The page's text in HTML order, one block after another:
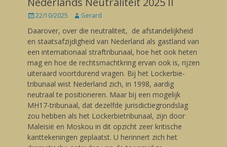
Posted
22/10/2025 Author
Gerard
Daarover, over die neutraliteit, de afstandelijkheid
en staatsafzijdigheid van Nederland als gastland van
een internationaal straftribunaal, hoe het ook heten
mag en hoe de rechtsmachtkring ervan ook is, rijzen
uiteraard voortdurend vragen. Bij het Lockerbie-
tribunaal wist Nederland zich, in 1998, aardig
neutraal te positioneren. Maar bij een mogelijk
MH17-tribunaal, dat dezelfde jurisdictiegrondslag
zou hebben als het Lockerbietribunaal, zijn door
Maleisië en Moskou in dit opzicht zeer kritische
kanttekeningen geplaatst. U herinnert zich het